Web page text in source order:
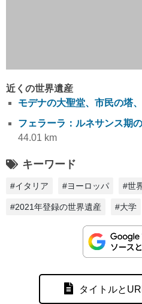
近くの世界遺産
モデナの大聖堂、市民の塔
フェラーラ：ルネサンス期
44.01 km
キーワード
#イタリア #ヨーロッパ #世
#2021年登録の世界遺産 #大学
タイトルと